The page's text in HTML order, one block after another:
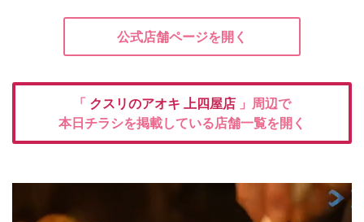
公式店舗ページを開く
「 クスリのアオキ 上四屋店 」周辺で
本日チラシを掲載している店舗一覧を開く